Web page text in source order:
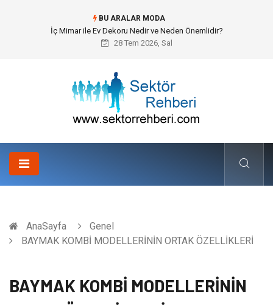
BU ARALAR MODA
Kuveyt Nakliye Süreçlerinde Stratejik Planlama ve Operasyonel Güven
28 Tem 2026, Sal
AnaSayfa
Genel
BAYMAK KOMBİ MODELLERİNİN ORTAK ÖZELLİKLERİ
BAYMAK KOMBİ MODELLERİNİN